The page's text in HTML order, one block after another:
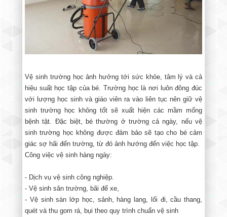
Vệ sinh trường học ảnh hưởng tới sức khỏe, tâm lý và cả
hiệu suất học tập của bé. Trường học là nơi luôn đông đúc
với lượng học sinh và giáo viên ra vào liên tục nên giữ vệ
sinh trường học không tốt sẽ xuất hiện các mầm mống
bệnh tật. Đặc biệt, bé thường ở trường cả ngày, nếu vệ
sinh trường học không được đảm bảo sẽ tạo cho bé cảm
giác sợ hãi đến trường, từ đó ảnh hướng đến việc học tập.
Công việc vệ sinh hàng ngày:
- Dịch vụ vệ sinh công nghiệp.
- Vệ sinh sân trường, bãi để xe,
- Vệ sinh sàn lớp học, sảnh, hàng lang, lối đi, cầu thang,
quét và thu gom rá, bụi theo quy trình chuẩn vệ sinh